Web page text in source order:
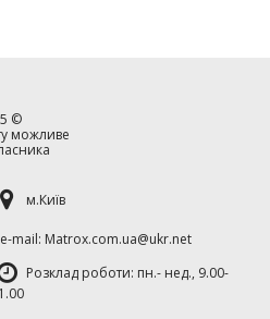
©
можливе
м.Київ
е-mаil: Matrox.com.ua@ukr.net
Розклад роботи: пн.- нед., 9.00-